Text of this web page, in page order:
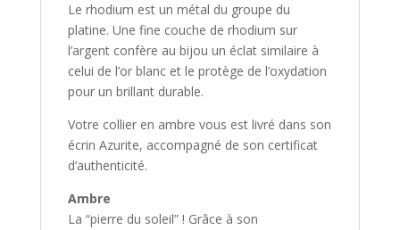
Le rhodium est un métal du groupe du
platine. Une fine couche de rhodium sur
l’argent confère au bijou un éclat similaire à
celui de l’or blanc et le protège de l’oxydation
pour un brillant durable.
Votre collier en ambre vous est livré dans son
écrin Azurite, accompagné de son certificat
d’authenticité.
Ambre
La “pierre du soleil” ! Grâce à son